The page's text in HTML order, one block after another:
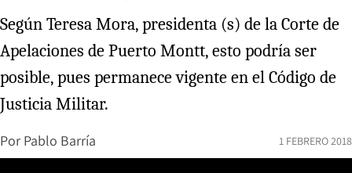
Según Teresa Mora, presidenta (s) de la Corte de
Apelaciones de Puerto Montt, esto podría ser
posible, pues permanece vigente en el Código de
Justicia Militar.
Por Pablo Barría 1 FEBRERO 2018